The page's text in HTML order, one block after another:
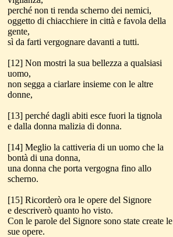
perché non ti renda scherno dei nemici,
oggetto di chiacchiere in città e favola della
gente,
sì da farti vergognare davanti a tutti.
[12] Non mostri la sua bellezza a qualsiasi
uomo,
non segga a ciarlare insieme con le altre
donne,
[13] perché dagli abiti esce fuori la tignola
e dalla donna malizia di donna.
[14] Meglio la cattiveria di un uomo che la
bontà di una donna,
una donna che porta vergogna fino allo
scherno.
[15] Ricorderò ora le opere del Signore
e descriverò quanto ho visto.
Con le parole del Signore sono state create le
sue opere.